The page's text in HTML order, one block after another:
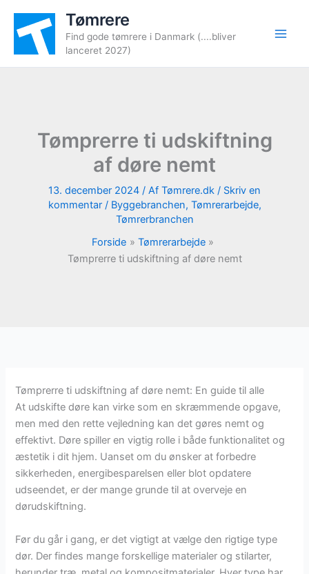
indholdet
Tømrere
Find gode tømrere i Danmark (....bliver
lanceret 2027)
Tømprerre ti udskiftning
af døre nemt
13. december 2024 / Af Tømrere.dk / Skriv en
kommentar / Byggebranchen, Tømrerarbejde,
Tømrerbranchen
Forside
Tømrerarbejde
Tømprerre ti udskiftning af døre nemt
Tømprerre ti udskiftning af døre nemt: En guide til alle
At udskifte døre kan virke som en skræmmende opgave,
men med den rette vejledning kan det gøres nemt og
effektivt. Døre spiller en vigtig rolle i både funktionalitet og
æstetik i dit hjem. Uanset om du ønsker at forbedre
sikkerheden, energibesparelsen eller blot opdatere
udseendet, er der mange grunde til at overveje en
dørudskiftning.
Før du går i gang, er det vigtigt at vælge den rigtige type
dør. Der findes mange forskellige materialer og stilarter,